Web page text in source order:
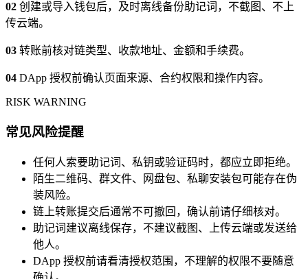
02 创建或导入钱包后，及时离线备份助记词，不截图、不上
传云端。
03 转账前核对链类型、收款地址、金额和手续费。
04 DApp 授权前确认页面来源、合约权限和操作内容。
RISK WARNING
常见风险提醒
任何人索要助记词、私钥或验证码时，都应立即拒绝。
陌生二维码、群文件、网盘包、私聊安装包可能存在伪
装风险。
链上转账提交后通常不可撤回，确认前请仔细核对。
助记词建议离线保存，不建议截图、上传云端或发送给
他人。
DApp 授权前请看清授权范围，不理解的权限不要随意